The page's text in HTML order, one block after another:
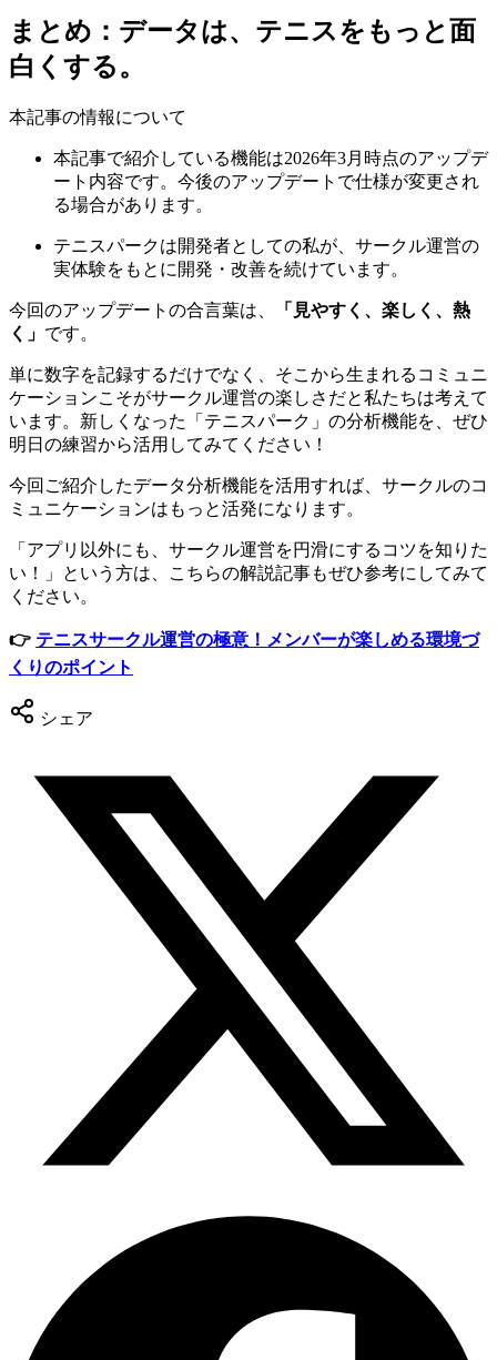
まとめ：データは、テニスをもっと面
白くする。
本記事の情報について
本記事で紹介している機能は2026年3月時点のアップデ
ート内容です。今後のアップデートで仕様が変更され
る場合があります。
テニスパークは開発者としての私が、サークル運営の
実体験をもとに開発・改善を続けています。
今回のアップデートの合言葉は、
「見やすく、楽しく、熱
く」 です。
単に数字を記録するだけでなく、そこから生まれるコミュニ
ケーションこそがサークル運営の楽しさだと私たちは考えて
います。新しくなった「テニスパーク」の分析機能を、ぜひ
明日の練習から活用してみてください！
今回ご紹介したデータ分析機能を活用すれば、サークルのコ
ミュニケーションはもっと活発になります。
「アプリ以外にも、サークル運営を円滑にするコツを知りた
い！」という方は、こちらの解説記事もぜひ参考にしてみて
ください。
👉 テニスサークル運営の極意！メンバーが楽しめる環境づ
くりのポイント
シェア